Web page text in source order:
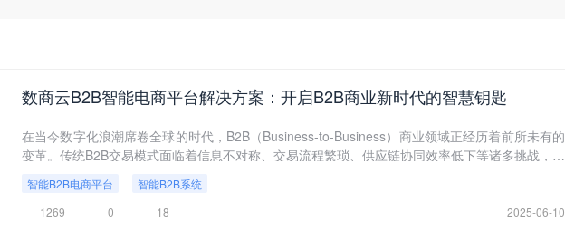
数商云B2B智能电商平台解决方案：开启B2B商业新时代的智慧钥匙
在当今数字化浪潮席卷全球的时代，B2B（Business-to-Business）商业领域正经历着前所未有的
变革。传统B2B交易模式面临着信息不对称、交易流程繁琐、供应链协同效率低下等诸多挑战，而
厚的技术积累和丰富的行业经验，推出了一套全面且专业的B2B智能电商平台解决方案，为企业打
造高效、智能、协同的数字化交易生态，助力企业在激烈的市场竞争中抢占先机。
智能B2B电商平台
智能B2B系统
1269
0 18 2025-06-10